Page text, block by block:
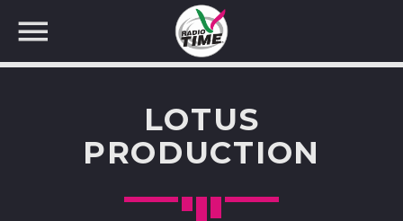
CERCA NEL SITO WEB:
LOTUS
PRODUCTION